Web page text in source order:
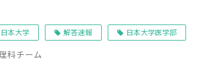
日本大学 解答速報 日本大学医学部
科チーム